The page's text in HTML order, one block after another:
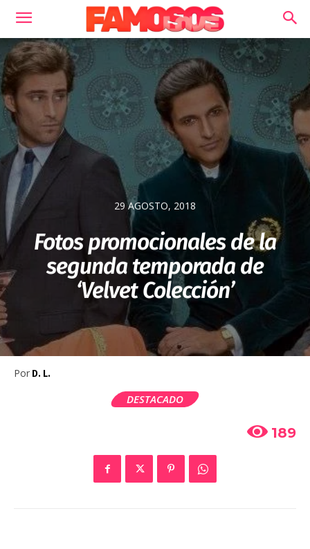
29 AGOSTO, 2018
Fotos promocionales de la
segunda temporada de
‘Velvet Colección’
Por D. L.
DESTACADO
189